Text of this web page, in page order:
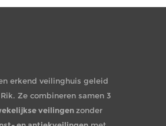
erkend veilinghuis geleid
Ze combineren samen 3
veilingenzonder